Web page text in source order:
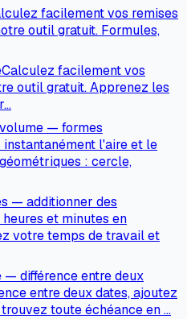
facilement vos remises
outil gratuit. Formules,
Calculez facilement vos
outil gratuit. Apprenez les
— formes
l'aire et le
: cercle,
— additionner des
et minutes en
votre temps de travail et
— différence entre deux
entre deux dates, ajoutez
toute échéance en …